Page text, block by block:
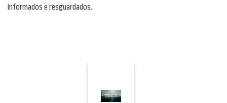
informados e resguardados.